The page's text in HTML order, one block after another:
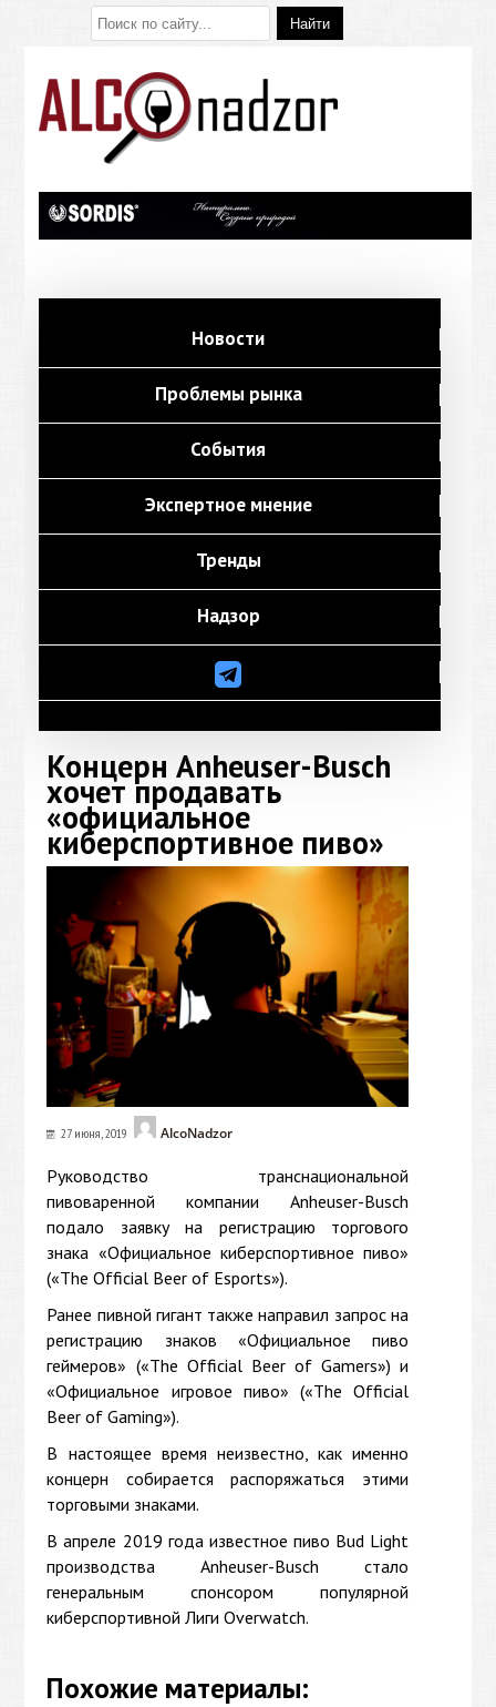
Новости
Проблемы рынка
События
Экспертное мнение
Тренды
Надзор
Концерн Anheuser-Busch
хочет продавать
«официальное
киберспортивное пиво»
27 июня, 2019 AlcoNadzor
Руководство транснациональной
пивоваренной компании Anheuser-Busch
подало заявку на регистрацию торгового
знака «Официальное киберспортивное пиво»
(«The Official Beer of Esports»).
Ранее пивной гигант также направил запрос на
регистрацию знаков «Официальное пиво
геймеров» («The Official Beer of Gamers») и
«Официальное игровое пиво» («The Official
Beer of Gaming»).
В настоящее время неизвестно, как именно
концерн собирается распоряжаться этими
торговыми знаками.
В апреле 2019 года известное пиво Bud Light
производства Anheuser-Busch стало
генеральным спонсором популярной
киберспортивной Лиги Overwatch.
Похожие материалы: